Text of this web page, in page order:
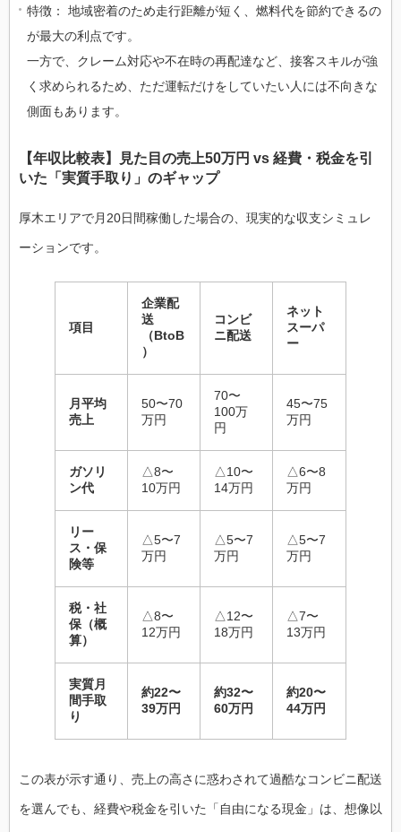
特徴： 地域密着のため走行距離が短く、燃料代を節約できるの
が最大の利点です。
一方で、クレーム対応や不在時の再配達など、接客スキルが強
く求められるため、ただ運転だけをしていたい人には不向きな
側面もあります。
【年収比較表】見た目の売上50万円 vs 経費・税金を引
いた「実質手取り」のギャップ
厚木エリアで月20日間稼働した場合の、現実的な収支シミュレ
ーションです。
項目
企業配
送
（BtoB
）
コンビ
ニ配送
ネット
スーパ
ー
月平均
売上
50〜70
万円
70〜
100万
円
45〜75
万円
ガソリ
ン代
△8〜
10万円
△10〜
14万円
△6〜8
万円
リー
ス・保
険等
△5〜7
万円
△5〜7
万円
△5〜7
万円
税・社
保（概
算）
△8〜
12万円
△12〜
18万円
△7〜
13万円
実質月
間手取
り
約22〜
39万円
約32〜
60万円
約20〜
44万円
この表が示す通り、売上の高さに惑わされて過酷なコンビニ配送
を選んでも、経費や税金を引いた「自由になる現金」は、想像以